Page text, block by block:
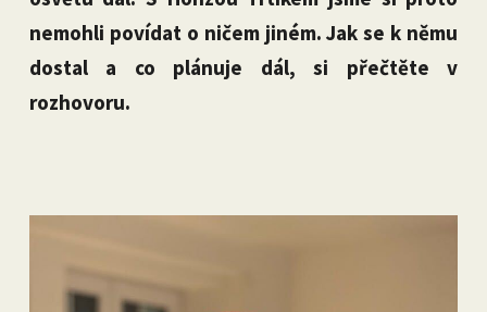
nemohli povídat o ničem jiném. Jak se k němu
dostal a co plánuje dál, si přečtěte v
rozhovoru.